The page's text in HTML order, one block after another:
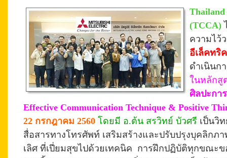
Thailand
(TCCA)
ความไว้
อีเล็คทริ
ดำเนินก
ในหลักสู
ศิลปะกา
Effective Communication Technique & Positive
22 กรกฎาคม 2560 โดยมี อ.ต้น สรวิทย์ บัวศรี เป็นวิ
สื่อสารทางโทรศัพท์ เสริมสร้างและปรับปรุงบุคลิกภ
เลิศ ที่เปี่ยมสุขไปด้วยเทคนิค การฝึกปฏิบัติทุกขณะข